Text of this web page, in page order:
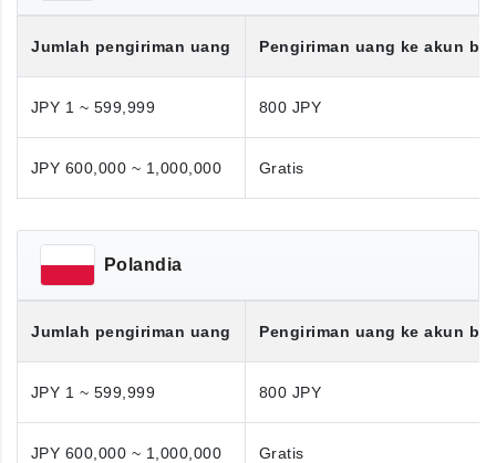
Jumlah pengiriman uang Pengiriman uang ke akun
JPY 1 ~ 599,999 800 JPY
JPY 600,000 ~ 1,000,000 Gratis
Polandia
Jumlah pengiriman uang Pengiriman uang ke akun
JPY 1 ~ 599,999 800 JPY
JPY 600,000 ~ 1,000,000 Gratis